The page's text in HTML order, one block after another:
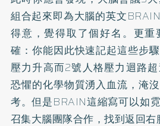
組合起來即為大腦的英文
得意，覺得取了個好名。更
確：你能因此快速記起這些步
壓力升高而2號人格壓力迴路
恐懼的化學物質湧入血流，淹
考。但是BRAIN這縮寫可以如
召集大腦團隊合作，找到返回右